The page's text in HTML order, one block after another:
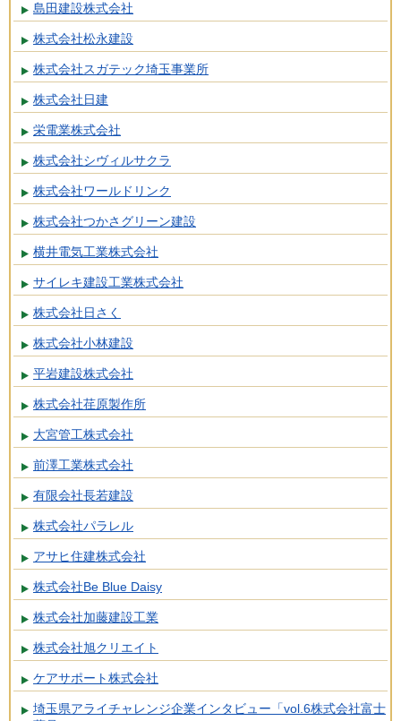
島田建設株式会社
株式会社松永建設
株式会社スガテック埼玉事業所
株式会社日建
栄電業株式会社
株式会社シヴィルサクラ
株式会社ワールドリンク
株式会社つかさグリーン建設
横井電気工業株式会社
サイレキ建設工業株式会社
株式会社日さく
株式会社小林建設
平岩建設株式会社
株式会社荏原製作所
大宮管工株式会社
前澤工業株式会社
有限会社長若建設
株式会社パラレル
アサヒ住建株式会社
株式会社Be Blue Daisy
株式会社加藤建設工業
株式会社旭クリエイト
ケアサポート株式会社
埼玉県アライチャレンジ企業インタビュー「vol.6株式会社富士